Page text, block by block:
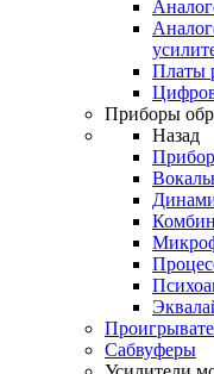
Платы
Приборы
Назад
Сабвуферы